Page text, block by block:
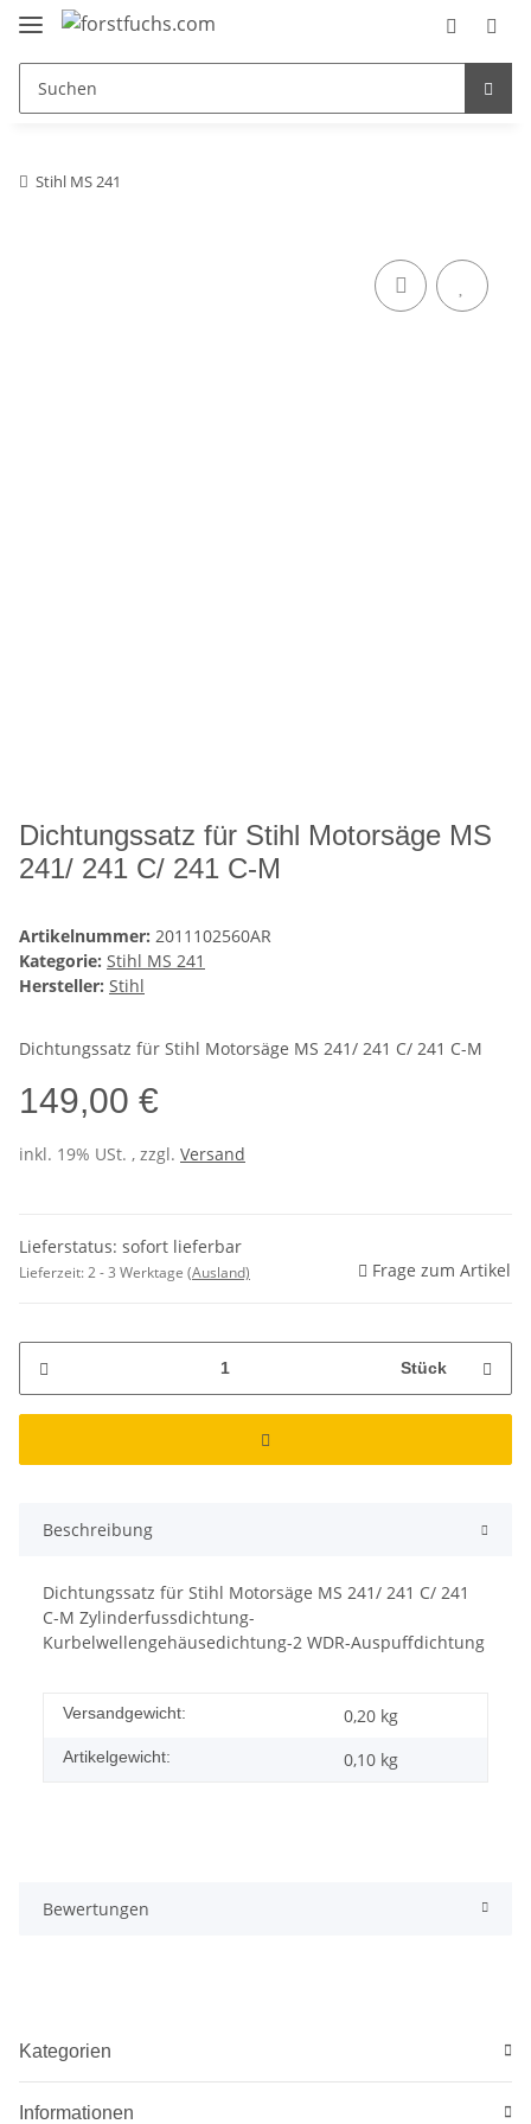
Stihl MS 241
Dichtungssatz für Stihl Motorsäge MS
241/ 241 C/ 241 C-M
Artikelnummer: 2011102560AR
Kategorie: Stihl MS 241
Hersteller: Stihl
Dichtungssatz für Stihl Motorsäge MS 241/ 241 C/ 241 C-M
149,00 €
inkl. 19% USt. , zzgl. Versand
Lieferstatus: sofort lieferbar
Lieferzeit:2 - 3 Werktage (Ausland) Frage zum Artikel
Stück
Beschreibung
Dichtungssatz für Stihl Motorsäge MS 241/ 241 C/ 241
C-M Zylinderfussdichtung-
Kurbelwellengehäusedichtung-2 WDR-Auspuffdichtung
Versandgewicht: 0,20 kg
Artikelgewicht: 0,10 kg
Bewertungen
Kategorien
Informationen